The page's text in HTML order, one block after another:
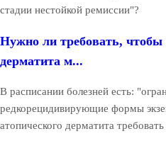
стадии нестойкой ремиссии"?
Нужно ли требовать, чтобы
дерматита м...
В расписании болезней есть:
редкорецидивирующие формы
атопического дерматита